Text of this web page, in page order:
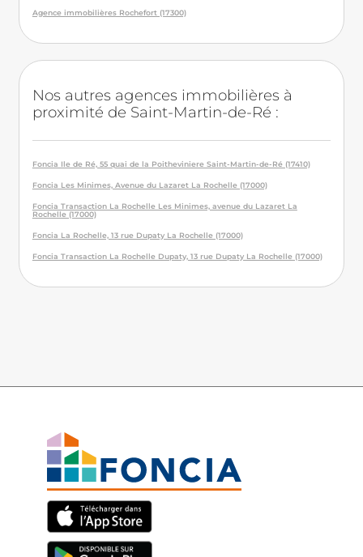
Agence immobilières Rochefort (17300)
Nos autres agences immobilières à
proximité de Saint-Martin-de-Ré :
Foncia Ile de Ré, 55 quai de la Poitheviniere Saint-Martin-de-Ré (17410)
Foncia Les Minimes, Avenue du Lazaret La Rochelle (17000)
Foncia Transaction La Rochelle Les Minimes, avenue du Lazaret La
Rochelle (17000)
Foncia La Rochelle, 13 rue Dupaty La Rochelle (17000)
Foncia Transaction La Rochelle Dupaty, 13 rue Dupaty La Rochelle (17000)